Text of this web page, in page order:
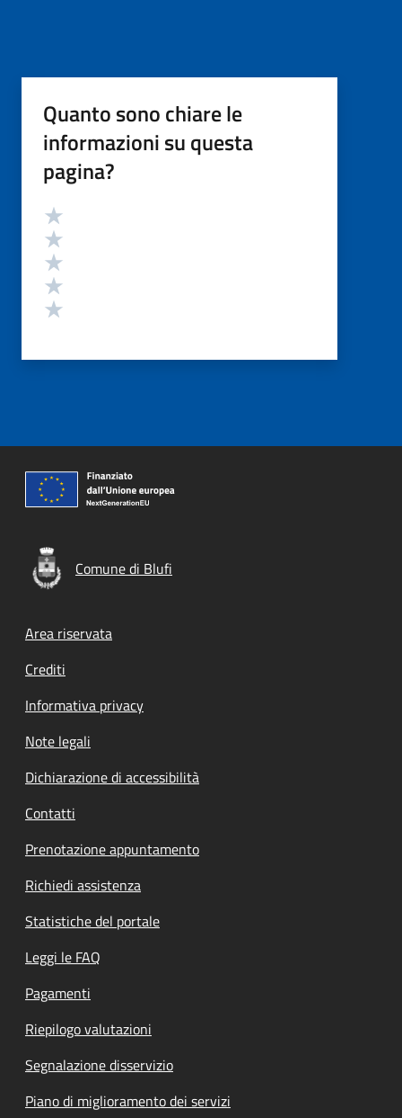
Quanto sono chiare le
informazioni su questa
pagina?
Valutazione
Comune di Blufi
Footer menu
Area riservata
Crediti
Informativa privacy
Note legali
Dichiarazione di accessibilità
Contatti
Prenotazione appuntamento
Richiedi assistenza
Statistiche del portale
Leggi le FAQ
Pagamenti
Riepilogo valutazioni
Segnalazione disservizio
Piano di miglioramento dei servizi